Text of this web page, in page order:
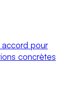
accord pour
concrètes